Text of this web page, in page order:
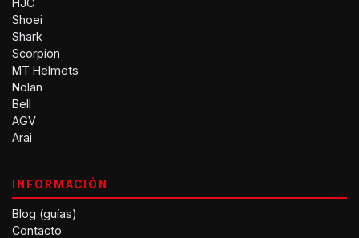
HJC
Shoei
Shark
Scorpion
MT Helmets
Nolan
Bell
AGV
Arai
INFORMACIÓN
Blog (guías)
Contacto